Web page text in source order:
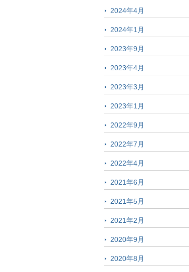
2024年4月
2024年1月
2023年9月
2023年4月
2023年3月
2023年1月
2022年9月
2022年7月
2022年4月
2021年6月
2021年5月
2021年2月
2020年9月
2020年8月